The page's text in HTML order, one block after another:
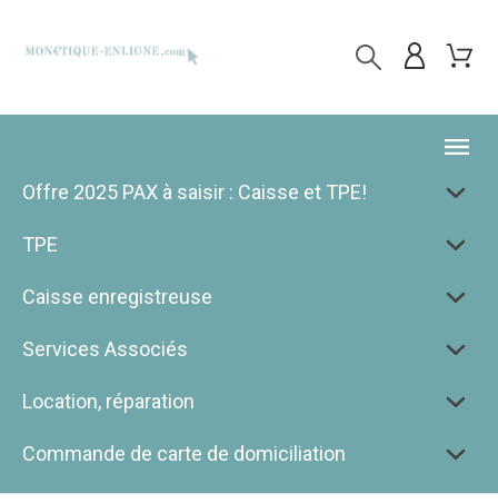
Offre 2025 PAX à saisir : Caisse et TPE!
TPE
Caisse enregistreuse
Services Associés
Location, réparation
Commande de carte de domiciliation